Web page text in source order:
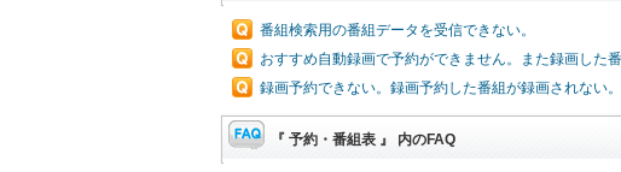
番組検索用の番組データを受信できない。
おすすめ自動録画で予約ができません。また録画した
録画予約できない。録画予約した番組が録画されない。
『 予約・番組表 』 内のFAQ